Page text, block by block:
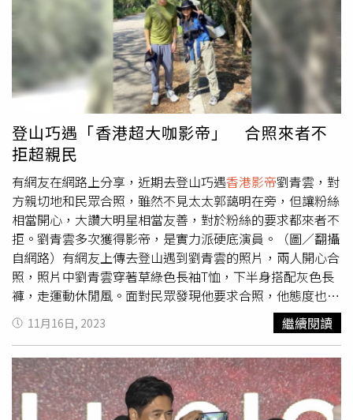
演藝圈中只有劉德華見過他的女朋友。（圖／華映提供）而
香港影帝
林家棟在《潛行》中首次演出臥底多年的警察，要
面對劉德華的懷疑和進逼，還要他選擇是要死還是活的終極
二選一，更要面對警方長官彭于晏要求搜集犯罪證據的壓
力，腹背受敵，承受多方壓力，可說是最悲情的打工族，讓
他在忍不住在宣傳時「控訴」兩人過分的行為，「劉德華要
把我逼瘋，生命受到威脅，另一邊彭于晏也同樣把我逼瘋，
連辭職都不準，這個臥底真的很慘啊！」雖然片中劉德華與
林家棟從好友翻臉成敵人，但私下兩人有著20多年的好交
情，當年林家棟簽入劉德華的公司，都經歷彼此的低潮，劉
德華宣傳時回憶起兩人的交情說：「在《無間道》那個時
期，我和公司的人意見不合，就被告了，身邊很多合作的人
都離開了，只有林家棟告訴我，不管怎樣，都會跟著我，即
便到最後沒有公司了，也無所謂，我就覺得這個朋友是不能
丟的，只要他有需要，我都會在旁邊。」林家棟也說：「那
時侯我看到華仔對電影圈的態度，還有對我的態度，真的覺
得很值得我把他視為哥哥看待，永遠的。」劉德華與林家棟
合作多年，成了互相扶持的好朋友，20年的好兄弟，林家棟
和劉德華談到兄弟情，難得分享了私生活，林家棟大方透露
演藝圈中只有劉德華見過他的女朋友，「這個圈內，只有他
見過我女友，沒有騙大家，就只有他一個。」可見兩人交情
之深，劉德華更不忘幽默回說：「林家棟也是見過我的『那
登山巧遇「香港超大咖影帝」 合照來者不
拒超親民
有網友在網路上分享，近期去登山巧遇香港影帝劉青雲，對
方親切地和民眾合照，雖然不見太太郭藹明在旁，但讓粉絲
相當開心，大讚大明星相當友善，對於粉絲的要求都來者不
拒。劉青雲多次獲得影帝，是實力派硬底演員。（圖／翻攝
自網路）有網友上傳去登山遇到劉青雲的照片，兩人開心合
照，照片中劉青雲穿著草綠色長袖T恤，下半身搭配灰色長
褲，走運動休閒風。面對民眾發現他要求合照，他態度也相
當親民，並立刻脫帽和粉絲合照。這名網友表示，劉青雲是
一個人去登山，沒有看到太太郭藹明陪同，意外讓人看到大
明星私下的一面。劉青雲從影以來共入圍香港電影金像獎最
佳男主角17次，為史上入圍香港電影金像獎最佳男主角最多
次的男演員，其中1994年、2012年和2015年三次同時以兩
部作品入圍。憑2006年的《我要成名》、2014年的《竊聽
11月16日, 2023 繼續閱讀